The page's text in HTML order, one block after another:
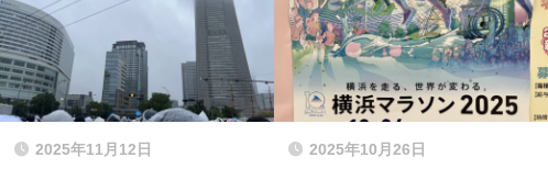
2025年11月12日 2025年10月26日